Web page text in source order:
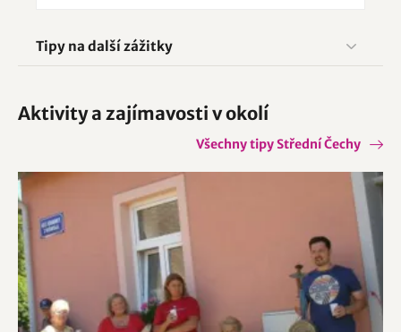
Tipy na další zážitky
Aktivity a zajímavosti v okolí
Všechny tipy Střední Čechy